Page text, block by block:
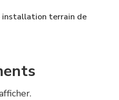
installation terrain de